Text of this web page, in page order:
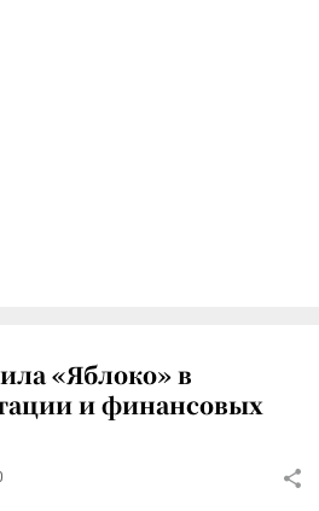
«Яблоко» в
и финансовых